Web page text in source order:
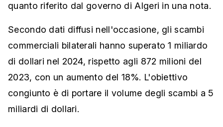
quanto riferito dal governo di Algeri in una nota.
Secondo dati diffusi nell'occasione, gli scambi
commerciali bilaterali hanno superato 1 miliardo
di dollari nel 2024, rispetto agli 872 milioni del
2023, con un aumento del 18%. L'obiettivo
congiunto è di portare il volume degli scambi a 5
miliardi di dollari.